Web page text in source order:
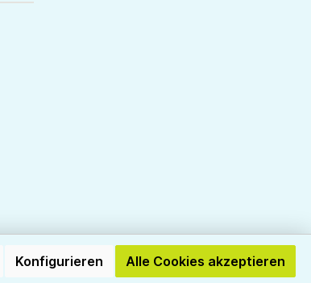
Konfigurieren Alle Cookies akzeptieren